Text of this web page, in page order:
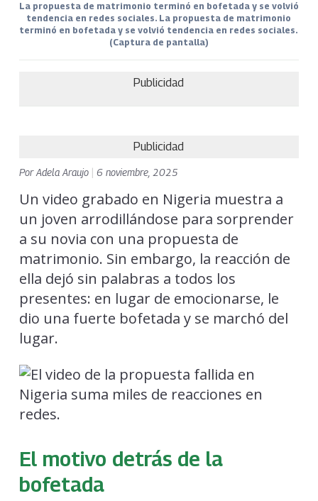
La propuesta de matrimonio terminó en bofetada y se volvió
tendencia en redes sociales. La propuesta de matrimonio
terminó en bofetada y se volvió tendencia en redes sociales.
(Captura de pantalla)
Publicidad
Publicidad
PorAdela Araujo 6 noviembre, 2025
Un video grabado en Nigeria muestra a
un joven arrodillándose para sorprender
a su novia con una propuesta de
matrimonio. Sin embargo, la reacción de
ella dejó sin palabras a todos los
presentes: en lugar de emocionarse, le
dio una fuerte bofetada y se marchó del
lugar.
El motivo detrás de la
bofetada